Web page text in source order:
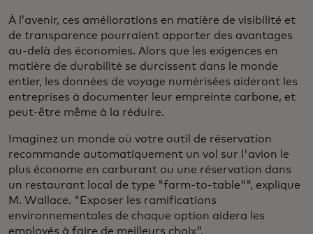
À l’avenir, ces améliorations en matière de visibilité et
de transparence pourraient apporter des avantages
au-delà des économies. Alors que les exigences en
matière de durabilité se durcissent dans le monde
entier, les données de voyage numérisées aideront les
entreprises à documenter leur empreinte carbone, et
peut-être même à la réduire.
Imaginez un monde où votre outil de réservation
recommande automatiquement un vol sur l'avion le
plus économe en carburant ou une réservation dans
un restaurant local de type "farm-to-table"", explique
M. Wallace. "Exposer les ramifications
environnementales de chaque option aidera les
employés à faire de meilleurs choix".